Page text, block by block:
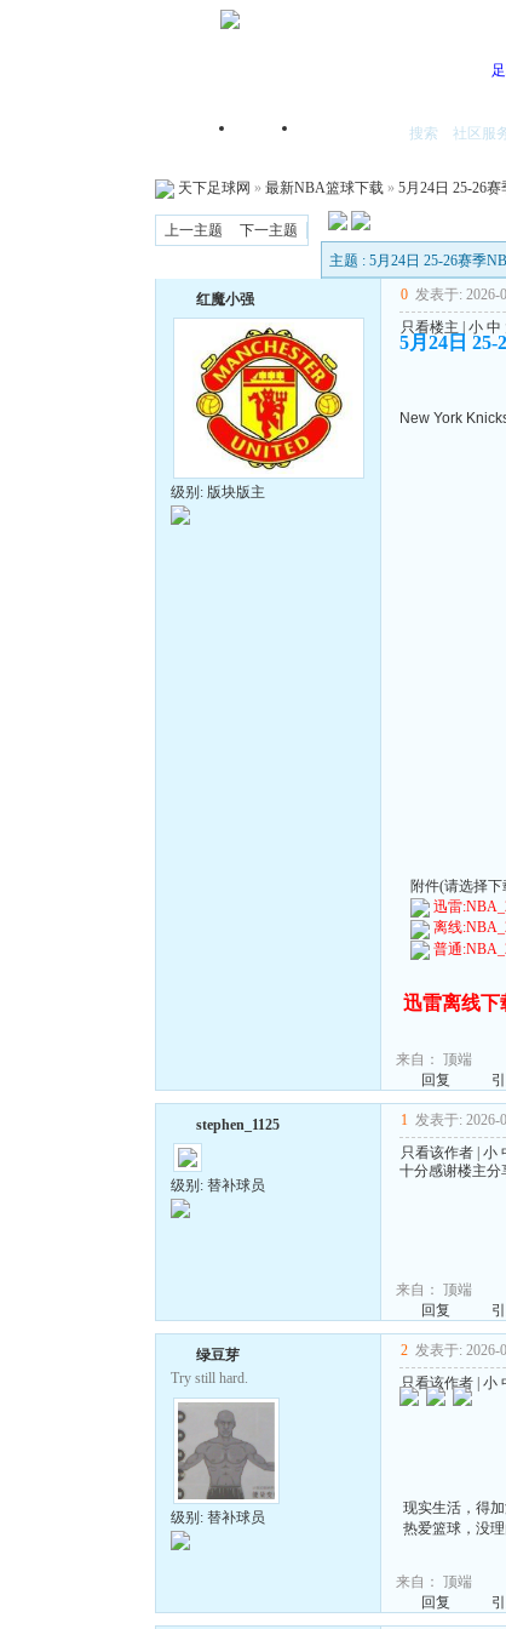
首页 搜索 社区服
天下足球网 » 最新NBA篮球下载 » 5月24日 25-26
上一主题
下一主题
主题 : 5月24日 25-26赛季
红魔小强
级别: 版块版主
0 发表于: 2026-
只看楼主
小 中
5月24日
New York
附件(请选择下
迅雷
离线
普通
迅雷离线下
来自： 顶端
回复
stephen_1125
级别: 替补球员
1 发表于: 2026-
只看该作者| 小
十分感谢楼主分
来自： 顶端
回复
绿豆芽
Try still hard.
级别: 替补球员
2 发表于: 2026-
只看该作者| 小
现实生活，得加
热爱篮球，没理
来自： 顶端
回复